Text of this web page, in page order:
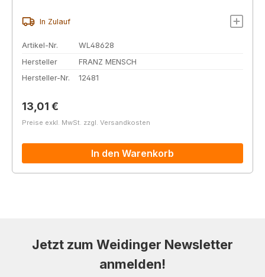
In Zulauf
Artikel-Nr.
WL48628
Hersteller
FRANZ MENSCH
Hersteller-Nr.
12481
Regulärer Preis:
13,01 €
Preise exkl. MwSt. zzgl. Versandkosten
In den Warenkorb
Jetzt zum Weidinger Newsletter
anmelden!